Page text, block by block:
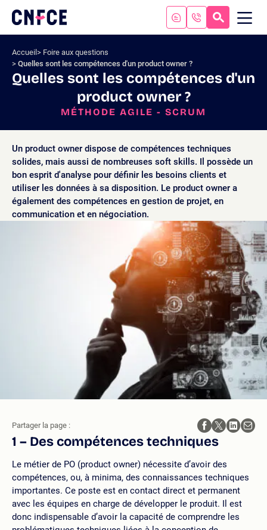
contenu
menu
Aller
Logo
site
Accueil
Foire aux questions
Quelles sont les compétences d'un product owner ?
Quelles sont les compétences d'un
product owner ?
MÉTHODE AGILE - SCRUM
Un product owner dispose de compétences techniques
solides, mais aussi de nombreuses soft skills. Il possède un
bon esprit d'analyse pour définir les besoins clients et
utiliser les données à sa disposition. Le product owner a
également des compétences en gestion de projet, en
communication et en négociation.
1 – Des compétences techniques
Le métier de PO (product owner) nécessite d’avoir des
compétences, ou, à minima, des connaissances techniques
importantes. Ce poste est en contact direct et permanent
avec les équipes en charge de développer le produit. Il est
donc indispensable d’avoir la capacité de comprendre les
Partager la page :